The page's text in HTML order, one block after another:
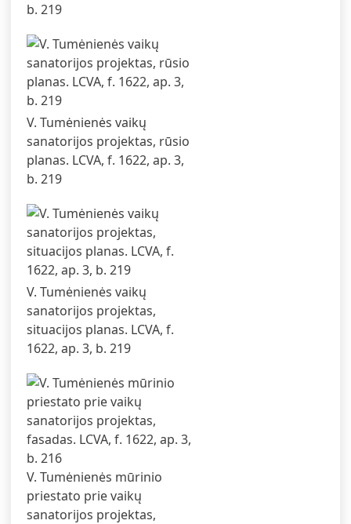
b. 219
V. Tumėnienės vaikų
sanatorijos projektas, rūsio
planas. LCVA, f. 1622, ap. 3,
b. 219
V. Tumėnienės vaikų
sanatorijos projektas,
situacijos planas. LCVA, f.
1622, ap. 3, b. 219
V. Tumėnienės mūrinio
priestato prie vaikų
sanatorijos projektas,